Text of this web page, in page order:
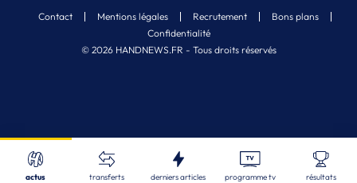
Recherche
Fermer
© 2026 HANDNEWS.FR - Tous droits réservés
Contact Mentions légales Recrutement
Bons plans
Confidentialité
actus transferts derniers articles programme tv résultats
Nos derniers articles